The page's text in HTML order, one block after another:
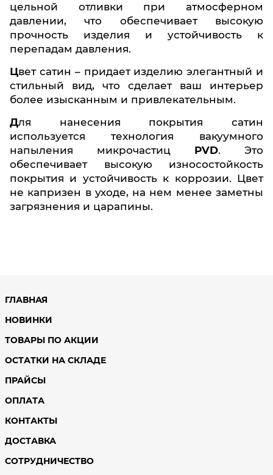
цельной отливки при атмосферном
давлении, что обеспечивает высокую
прочность изделия и устойчивость к
перепадам давления.
Цвет сатин – придает изделию элегантный и
стильный вид, что сделает ваш интерьер
более изысканным и привлекательным.
Для нанесения покрытия сатин
используется технология вакуумного
напыления микрочастиц PVD. Это
обеспечивает высокую износостойкость
покрытия и устойчивость к коррозии. Цвет
не капризен в уходе, на нем менее заметны
загрязнения и царапины.
ГЛАВНАЯ
НОВИНКИ
ТОВАРЫ ПО АКЦИИ
ОСТАТКИ НА СКЛАДЕ
ПРАЙСЫ
ОПЛАТА
КОНТАКТЫ
ДОСТАВКА
СОТРУДНИЧЕСТВО